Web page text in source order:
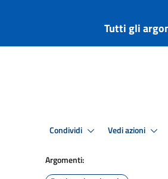
Tutti gli
Condividi Vedi azioni
Argomenti: